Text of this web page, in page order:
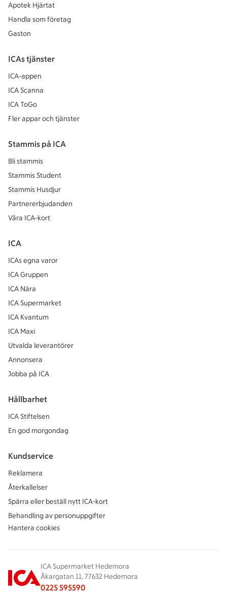
Apotek Hjärtat
Handla som företag
Gaston
ICAs tjänster
ICA-appen
ICA Scanna
ICA ToGo
Fler appar och tjänster
Stammis på ICA
Bli stammis
Stammis Student
Stammis Husdjur
Partnererbjudanden
Våra ICA-kort
ICA
ICAs egna varor
ICA Gruppen
ICA Nära
ICA Supermarket
ICA Kvantum
ICA Maxi
Utvalda leverantörer
Annonsera
Jobba på ICA
Hållbarhet
ICA Stiftelsen
En god morgondag
Kundservice
Reklamera
Återkallelser
Spärra eller beställ nytt ICA-kort
Behandling av personuppgifter
Hantera cookies
ICA Supermarket Hedemora
Åkargatan 11, 77632 Hedemora
0225 595590